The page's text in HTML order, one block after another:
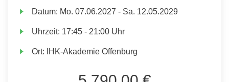
Datum: Mo. 07.06.2027 - Sa. 12.05.2029
Uhrzeit: 17:45 - 21:00 Uhr
Ort: IHK-Akademie Offenburg